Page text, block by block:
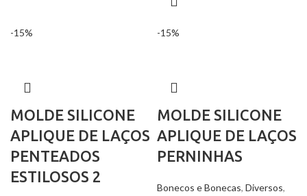
-15%
MOLDE SILICONE
APLIQUE DE LAÇOS
PENTEADOS
ESTILOSOS 2
-15%
MOLDE SILICONE
APLIQUE DE LAÇOS
PERNINHAS
Bonecos e Bonecas, Diversos,